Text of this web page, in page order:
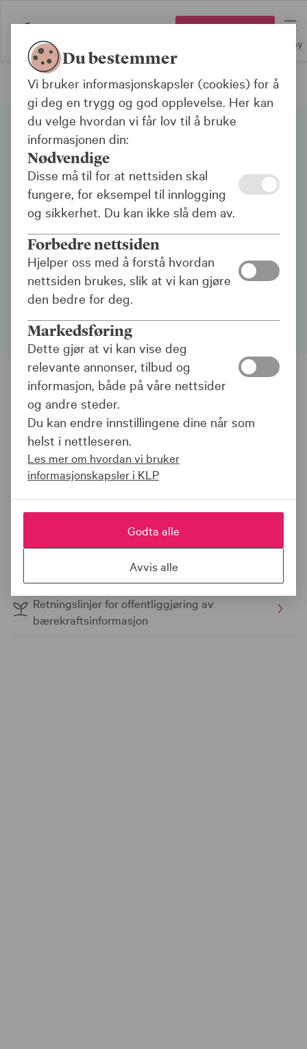
Meny
Kostnader og vilkår
Retningslinjer for KLP-
fondene
Her finner du informasjon om retningslinjer for
våre fond.
KLP Kapitalforvaltnings retningslinjer
Retningslinjer ansvarlige investeringer i KLP-
fondene
KLP og KLP-fondenes retningslinjer for
stemmegivning
KLP Kapitalforvaltnings retningslinje for beste
Retningslinjer for offentliggjøring av
bærekraftsinformasjon
Du bestemmer
Vi bruker informasjonskapsler (cookies) for å
gi deg en trygg og god opplevelse. Her kan
du velge hvordan vi får lov til å bruke
informasjonen din:
Nødvendige
Disse må til for at nettsiden skal
fungere, for eksempel til innlogging
og sikkerhet. Du kan ikke slå dem av.
Forbedre nettsiden
Hjelper oss med å forstå hvordan
nettsiden brukes, slik at vi kan gjøre
den bedre for deg.
Markedsføring
Dette gjør at vi kan vise deg
relevante annonser, tilbud og
informasjon, både på våre nettsider
og andre steder.
Du kan endre innstillingene dine når som
helst i nettleseren.
Les mer om hvordan vi bruker
informasjonskapsler i KLP
Godta alle
Avvis alle